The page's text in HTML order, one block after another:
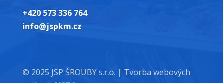
+420 573 336 764
info@jspkm.cz
© 2025 JSP ŠROUBY s.r.o. | Tvorba webových